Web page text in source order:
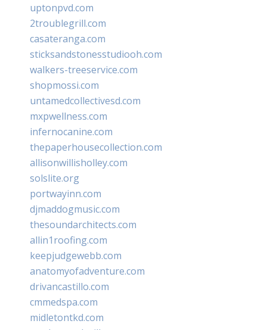
uptonpvd.com
2troublegrill.com
casateranga.com
sticksandstonesstudiooh.com
walkers-treeservice.com
shopmossi.com
untamedcollectivesd.com
mxpwellness.com
infernocanine.com
thepaperhousecollection.com
allisonwillisholley.com
solslite.org
portwayinn.com
djmaddogmusic.com
thesoundarchitects.com
allin1roofing.com
keepjudgewebb.com
anatomyofadventure.com
drivancastillo.com
cmmedspa.com
midletontkd.com